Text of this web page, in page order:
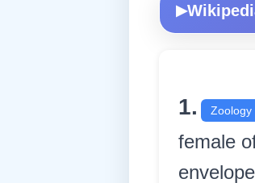
▶
1. Zoology
female